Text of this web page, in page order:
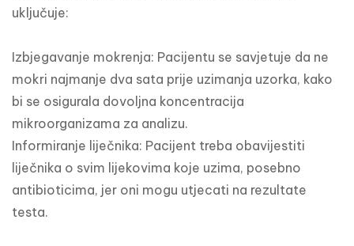
uključuje:
Izbjegavanje mokrenja: Pacijentu se savjetuje da ne
mokri najmanje dva sata prije uzimanja uzorka, kako
bi se osigurala dovoljna koncentracija
mikroorganizama za analizu.
Informiranje liječnika: Pacijent treba obavijestiti
liječnika o svim lijekovima koje uzima, posebno
antibioticima, jer oni mogu utjecati na rezultate
testa.